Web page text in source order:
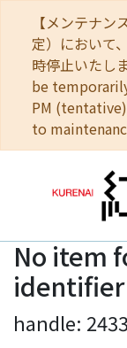
【メンテナ
定）において
時停止いたし
be
PM
to
Home
Communities
Browse
No item
identifier
handle: